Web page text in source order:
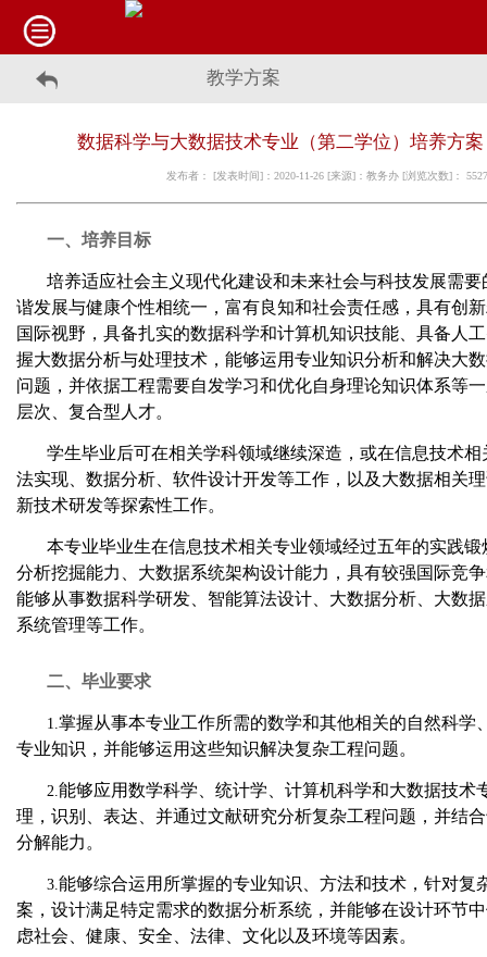
教学方案
数据科学与大数据技术专业（第二学位）培养方
发布者： [发表时间]：2020-11-26 [来源]：教务办 [浏览次数]： 5527
一、培养目标
培养适应社会主义现代化建设和未来社会与科技发展需
谐发展与健康个性相统一，富有良知和社会责任感，具有创
国际视野，具备扎实的数据科学和计算机知识技能、具备人
握大数据分析与处理技术，能够运用专业知识分析和解决大
问题，并依据工程需要自发学习和优化自身理论知识体系等
层次、复合型人才。
学生毕业后可在相关学科领域继续深造，或在信息技术
法实现、数据分析、软件设计开发等工作，以及大数据相关
新技术研发等探索性工作。
本专业毕业生在信息技术相关专业领域经过五年的实践
分析挖掘能力、大数据系统架构设计能力，具有较强国际竞
能够从事数据科学研发、智能算法设计、大数据分析、大数
系统管理等工作。
二、毕业要求
1.掌握从事本专业工作所需的数学和其他相关的自然科学
专业知识，并能够运用这些知识解决复杂工程问题。
2.能够应用数学科学、统计学、计算机科学和大数据技术
理，识别、表达、并通过文献研究分析复杂工程问题，并结
分解能力。
3.能够综合运用所掌握的专业知识、方法和技术，针对复
案，设计满足特定需求的数据分析系统，并能够在设计环节
虑社会、健康、安全、法律、文化以及环境等因素。